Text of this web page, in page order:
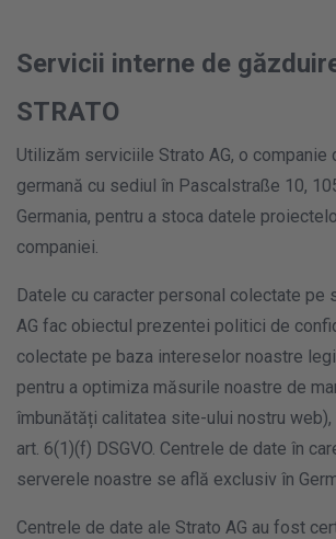
Servicii interne de
STRATO
Utilizăm serviciile Strato AG, o companie
germană cu sediul în Pascalstraße 10,
Germania, pentru a stoca datele
companiei.
Datele cu caracter personal colectate pe
AG fac obiectul prezentei politici de
colectate pe baza intereselor noastre
pentru a optimiza măsurile noastre de
îmbunătăți calitatea site-ului nostru
art. 6(1)(f) DSGVO. Centrele de date în
serverele noastre se află exclusiv în
Centrele de date ale Strato AG au fost